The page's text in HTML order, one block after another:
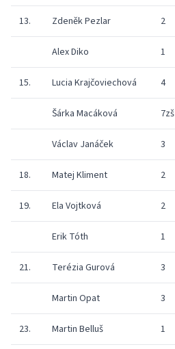
13. Zdeněk Pezlar 2
Alex Diko 1
15. Lucia Krajčoviechová 4
Šárka Macáková 7zš
Václav Janáček 3
18. Matej Kliment 2
19. Ela Vojtková 2
Erik Tóth 1
21. Terézia Gurová 3
Martin Opat 3
23. Martin Belluš 1